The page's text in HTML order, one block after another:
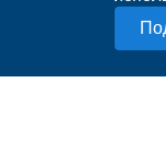
Согласие на